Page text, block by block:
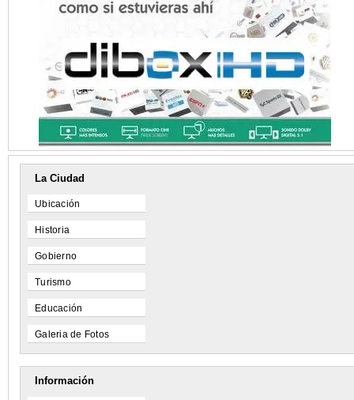
La Ciudad
Ubicación
Historia
Gobierno
Turismo
Educación
Galeria de Fotos
Información